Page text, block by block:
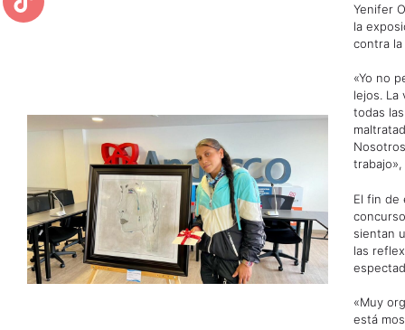
Yenifer
la
contra
«Yo no
lejos. La
todas
El fin de
sientan
las
«Muy
está